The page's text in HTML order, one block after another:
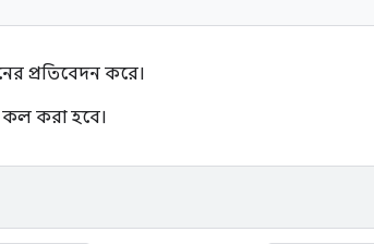
প্রতিবেদন করে।
কল করা হবে।